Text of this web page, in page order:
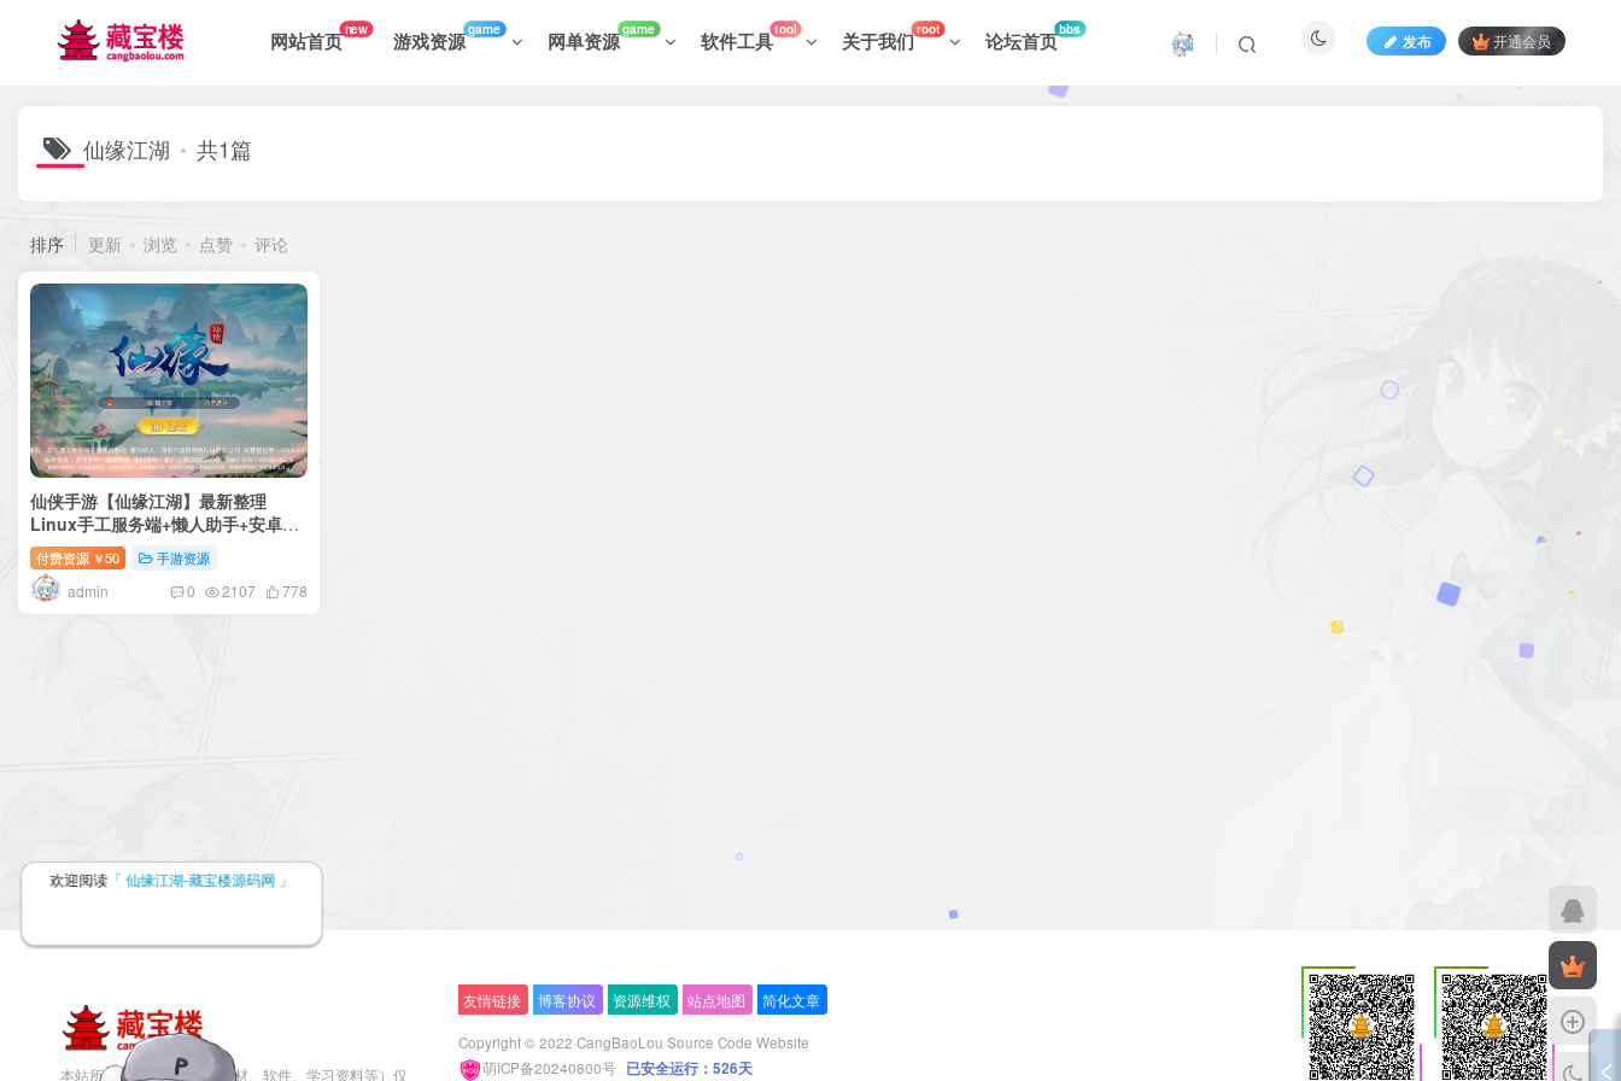
网站首页new 游戏资源game 网单资源game 软件工具tool 关于我们root 论坛首页bbs
发布 开通会员
仙缘江湖 共1篇
排序 更新 浏览 点赞 评论
仙侠手游【仙缘江湖】最新整理
Linux手工服务端+懒人助手+安卓客
户端+GM授权后台+搭建教程
付费资源 ￥50 手游资源
admin 0 2107 778
本站所有素材资源（包括素材、软件、学习资料等）仅
友情链接 博客协议 资源维权 站点地图 简化文章
Copyright © 2022·CangBaoLou Source Code Website
萌ICP备20240800号 已安全运行：526天
欢迎阅读 「 仙缘江湖-藏宝楼源码网 」